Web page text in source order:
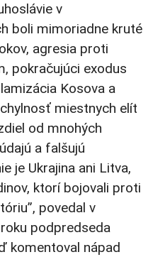
v
boli mimoriadne kruté
agresia proti
pokračujúci exodus
Kosova a
miestnych elít
od mnohých
a falšujú
je Ukrajina ani Litva,
ktorí bojovali proti
povedal v
podpredseda
komentoval nápad